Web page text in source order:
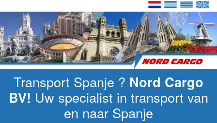
Transport Spanje ? Nord Cargo
BV! Uw specialist in transport van
en naar Spanje